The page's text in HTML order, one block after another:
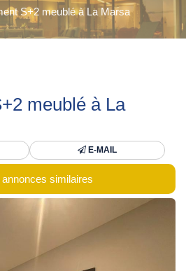
S+2 meublé à La Marsa
meublé à La
E-MAIL
annonces similaires